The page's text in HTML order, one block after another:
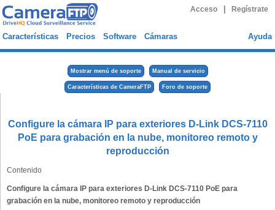
Acceso Regístrate
Características Precios Software Cámaras Ayuda
Mostrar menú de soporte Manual de servicio
Características de CameraFTP Foro de soporte
Configure la cámara IP para exteriores D-Link DCS-7110
PoE para grabación en la nube, monitoreo remoto y
reproducción
Contenido
Configure la cámara IP para exteriores D-Link DCS-7110 PoE para
grabación en la nube, monitoreo remoto y reproducción